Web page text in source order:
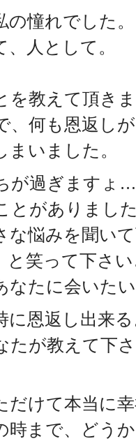
憧れでした。
人として。
を教えて頂き
、何も恩返し
いました。
が過ぎますょ
とがありまし
な悩みを聞い
と笑って下さ
なたに会いた
に恩返し出来
たが教えて下
だけて本当に
時まで、どう